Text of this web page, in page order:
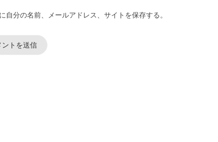
分の名前、メールアドレス、サイトを保存する。